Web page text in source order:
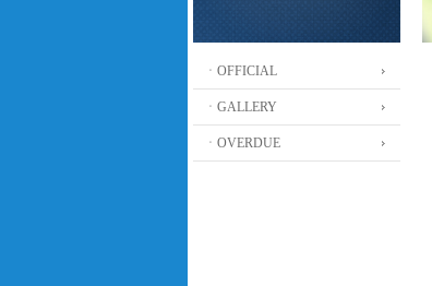
ㆍOFFICIAL
ㆍGALLERY
ㆍOVERDUE